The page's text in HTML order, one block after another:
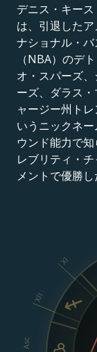
デニス・キース
は、引退したア
ナショナル・バ
（NBA）のデ
オ・スパーズ、
ーズ、ダラス・
ャージー州ト
いうニックネー
ウンド能力で
レブリティ・
メントで優勝し
Asc
XI
XII